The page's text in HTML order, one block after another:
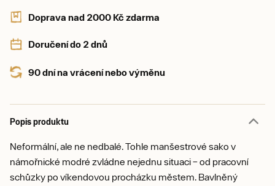
Doprava nad 2000 Kč zdarma
Doručení do 2 dnů
90 dní na vrácení nebo výměnu
Popis produktu
Neformální, ale ne nedbalé. Tohle manšestrové sako v
námořnické modré zvládne nejednu situaci – od pracovní
schůzky po víkendovou procházku městem. Bavlněný